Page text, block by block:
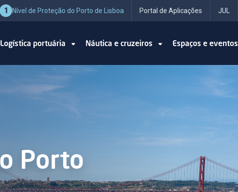
1 Nível de Proteção do Porto de Lisboa Portal de Aplicações JUL
Logística portuária Náutica e cruzeiros Espaços e eventos